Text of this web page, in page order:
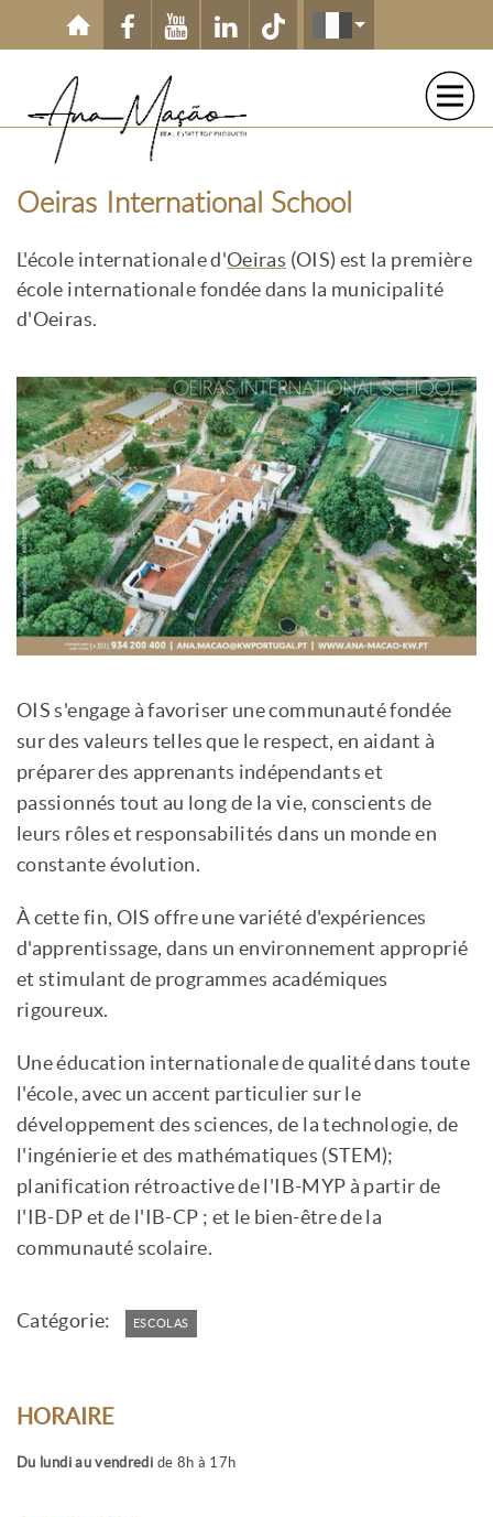
Aller au contenu principal
Oeiras International School
L'école internationale d'Oeiras (OIS) est la première
école internationale fondée dans la municipalité
d'Oeiras.
OIS s'engage à favoriser une communauté fondée
sur des valeurs telles que le respect, en aidant à
préparer des apprenants indépendants et
passionnés tout au long de la vie, conscients de
leurs rôles et responsabilités dans un monde en
constante évolution.
À cette fin, OIS offre une variété d'expériences
d'apprentissage, dans un environnement approprié
et stimulant de programmes académiques
rigoureux.
Une éducation internationale de qualité dans toute
l'école, avec un accent particulier sur le
développement des sciences, de la technologie, de
l'ingénierie et des mathématiques (STEM);
planification rétroactive de l'IB-MYP à partir de
l'IB-DP et de l'IB-CP ; et le bien-être de la
communauté scolaire.
Catégorie: ESCOLAS
HORAIRE
Du lundi au vendredi de 8h à 17h